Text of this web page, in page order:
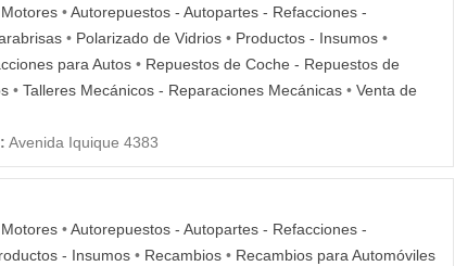
Motores •Autorepuestos - Autopartes - Refacciones -
• Polarizado de Vidrios • Productos - Insumos •
para Autos • Repuestos de Coche - Repuestos de
• Talleres Mecánicos - Reparaciones Mecánicas • Venta de
Avenida Iquique 4383
Motores •Autorepuestos - Autopartes - Refacciones -
- Insumos • Recambios • Recambios para Automóviles